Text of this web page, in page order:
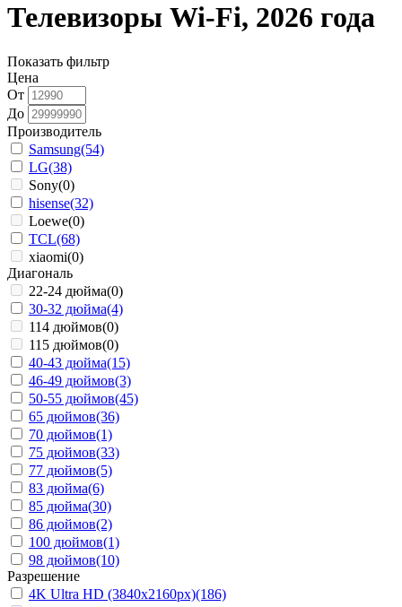
Телевизоры Wi-Fi, 2026 года
Показать фильтр
Цена
От
До
Производитель
Samsung(54)
LG(38)
Sony(0)
hisense(32)
Loewe(0)
TCL(68)
xiaomi(0)
Диагональ
22-24 дюйма(0)
30-32 дюйма(4)
114 дюймов(0)
115 дюймов(0)
40-43 дюйма(15)
46-49 дюймов(3)
50-55 дюймов(45)
65 дюймов(36)
70 дюймов(1)
75 дюймов(33)
77 дюймов(5)
83 дюйма(6)
85 дюйма(30)
86 дюймов(2)
100 дюймов(1)
98 дюймов(10)
Разрешение
4K Ultra HD (3840x2160px)(186)